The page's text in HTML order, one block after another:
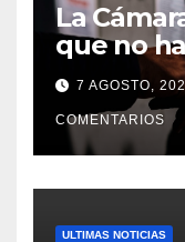
La
que no
lugares
Matanza
7 AGOSTO,
COMENTARIOS
ULTIMAS NOTICIAS